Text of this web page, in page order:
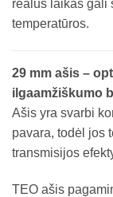
realus laikas gali
temperatūros.
29 mm ašis –
ilgaamžiškumo
Ašis yra svarbi
pavara, todėl jos
transmisijos
TEO ašis